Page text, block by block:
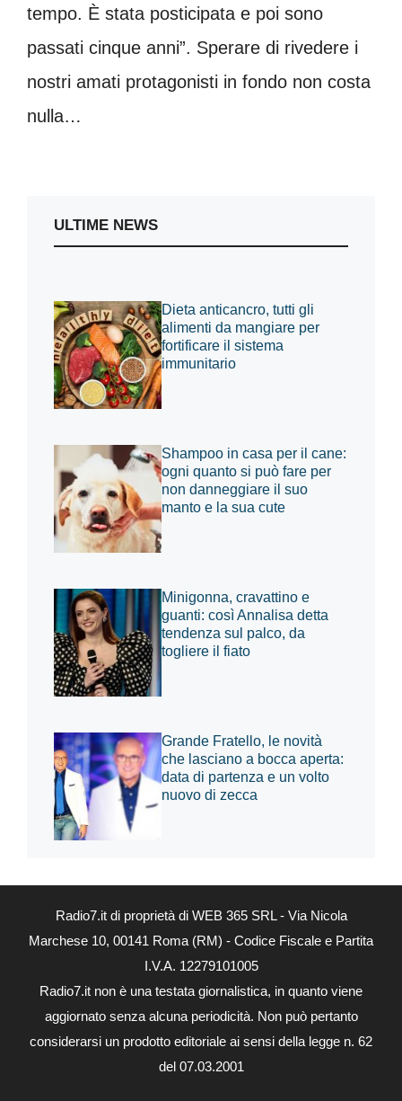
tempo. È stata posticipata e poi sono
passati cinque anni”. Sperare di rivedere i
nostri amati protagonisti in fondo non costa
nulla…
ULTIME NEWS
Dieta anticancro, tutti gli
alimenti da mangiare per
fortificare il sistema
immunitario
Shampoo in casa per il cane:
ogni quanto si può fare per
non danneggiare il suo
manto e la sua cute
Minigonna, cravattino e
guanti: così Annalisa detta
tendenza sul palco, da
togliere il fiato
Grande Fratello, le novità
che lasciano a bocca aperta:
data di partenza e un volto
nuovo di zecca
Radio7.it di proprietà di WEB 365 SRL - Via Nicola
Marchese 10, 00141 Roma (RM) - Codice Fiscale e Partita
I.V.A. 12279101005
Radio7.it non è una testata giornalistica, in quanto viene
aggiornato senza alcuna periodicità. Non può pertanto
considerarsi un prodotto editoriale ai sensi della legge n. 62
del 07.03.2001